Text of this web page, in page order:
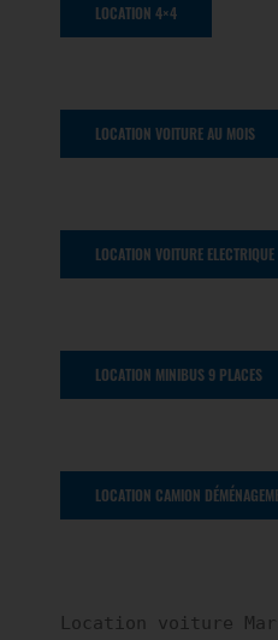
LOCATION 4×4
LOCATION VOITURE AU MOIS
LOCATION VOITURE ELECTRIQUE
LOCATION MINIBUS 9 PLACES
LOCATION CAMION
Location voiture